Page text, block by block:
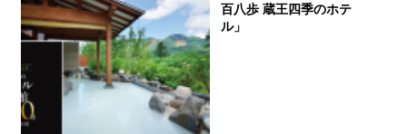
百八歩 蔵王四季のホテ
ル」